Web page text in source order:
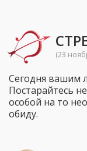
(23
Сегодня вашим
Постарайтесь
особой на то
обиду.